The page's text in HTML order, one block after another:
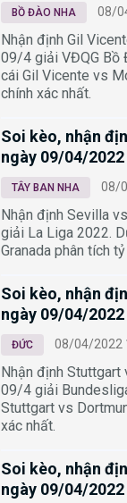
BỒ ĐÀO NHA 08/
Nhận định Gil
09/4 giải VĐQG Bồ
cái Gil Vicente vs
chính xác nhất.
Soi kèo, nhận
ngày 09/04/2022
TÂY BAN NHA 08/
Nhận định Sevilla
giải La Liga 2022.
Granada phân tích
Soi kèo, nhận
ngày 09/04/2022
ĐỨC 08/04/2022
Nhận định Stuttgart
09/4 giải
Stuttgart vs
xác nhất.
Soi kèo, nhận
ngày 09/04/2022